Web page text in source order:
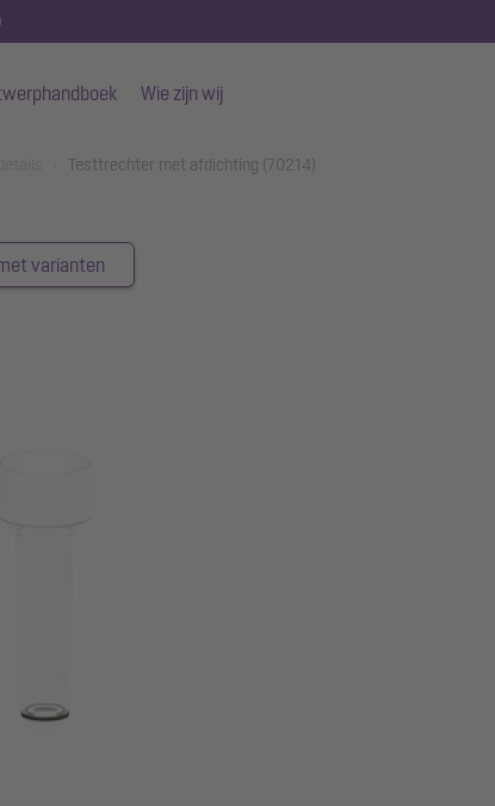
Wie zijn wij
Testtrechter met afdichting (70214)
varianten